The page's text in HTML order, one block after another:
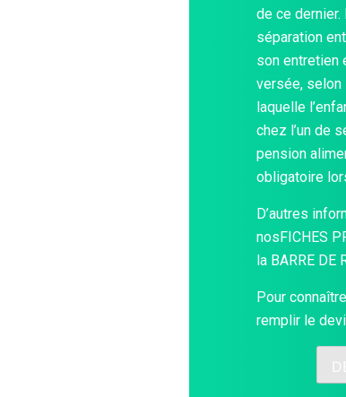
de ce
séparation
son entretien
versée, selon
laquelle
chez l’un de
pension
obligatoire
D’autres
nosFICHES
la BARRE DE
Pour
remplir le